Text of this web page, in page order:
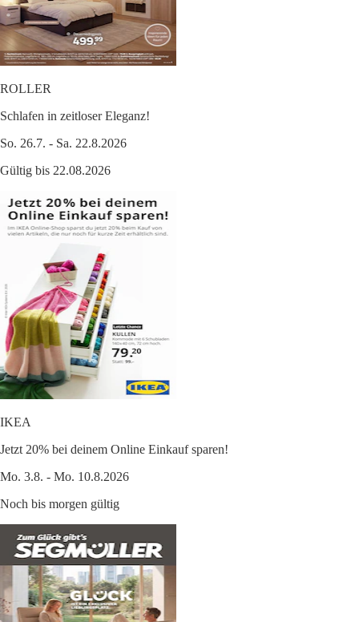
ROLLER
Schlafen in zeitloser Eleganz!
So. 26.7. - Sa. 22.8.2026
Gültig bis 22.08.2026
IKEA
Jetzt 20% bei deinem Online Einkauf sparen!
Mo. 3.8. - Mo. 10.8.2026
Noch bis morgen gültig